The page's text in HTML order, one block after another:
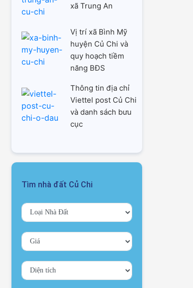
xã Trung An
Vị trí xã Bình Mỹ
huyện Củ Chi và
quy hoạch tiềm
năng BĐS
Thông tin địa chỉ
Viettel post Củ Chi
và danh sách bưu
cục
Tìm nhà đất Củ Chi